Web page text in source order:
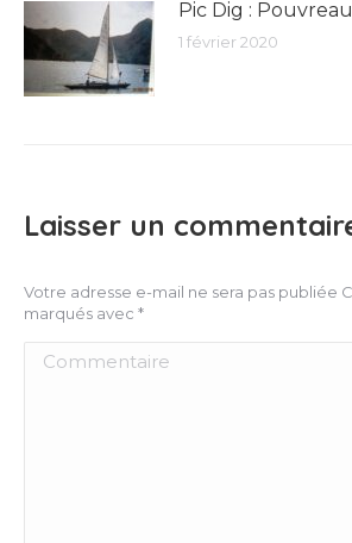
Pic Dig :
1 février 2020
Laisser un
Votre adresse e-mail ne sera pas publiée
marqués avec *
Commentaire